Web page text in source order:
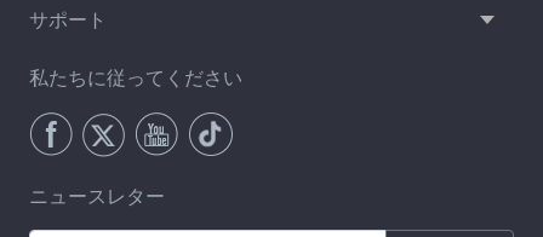
サポート
私たちに従ってください
ニュースレター